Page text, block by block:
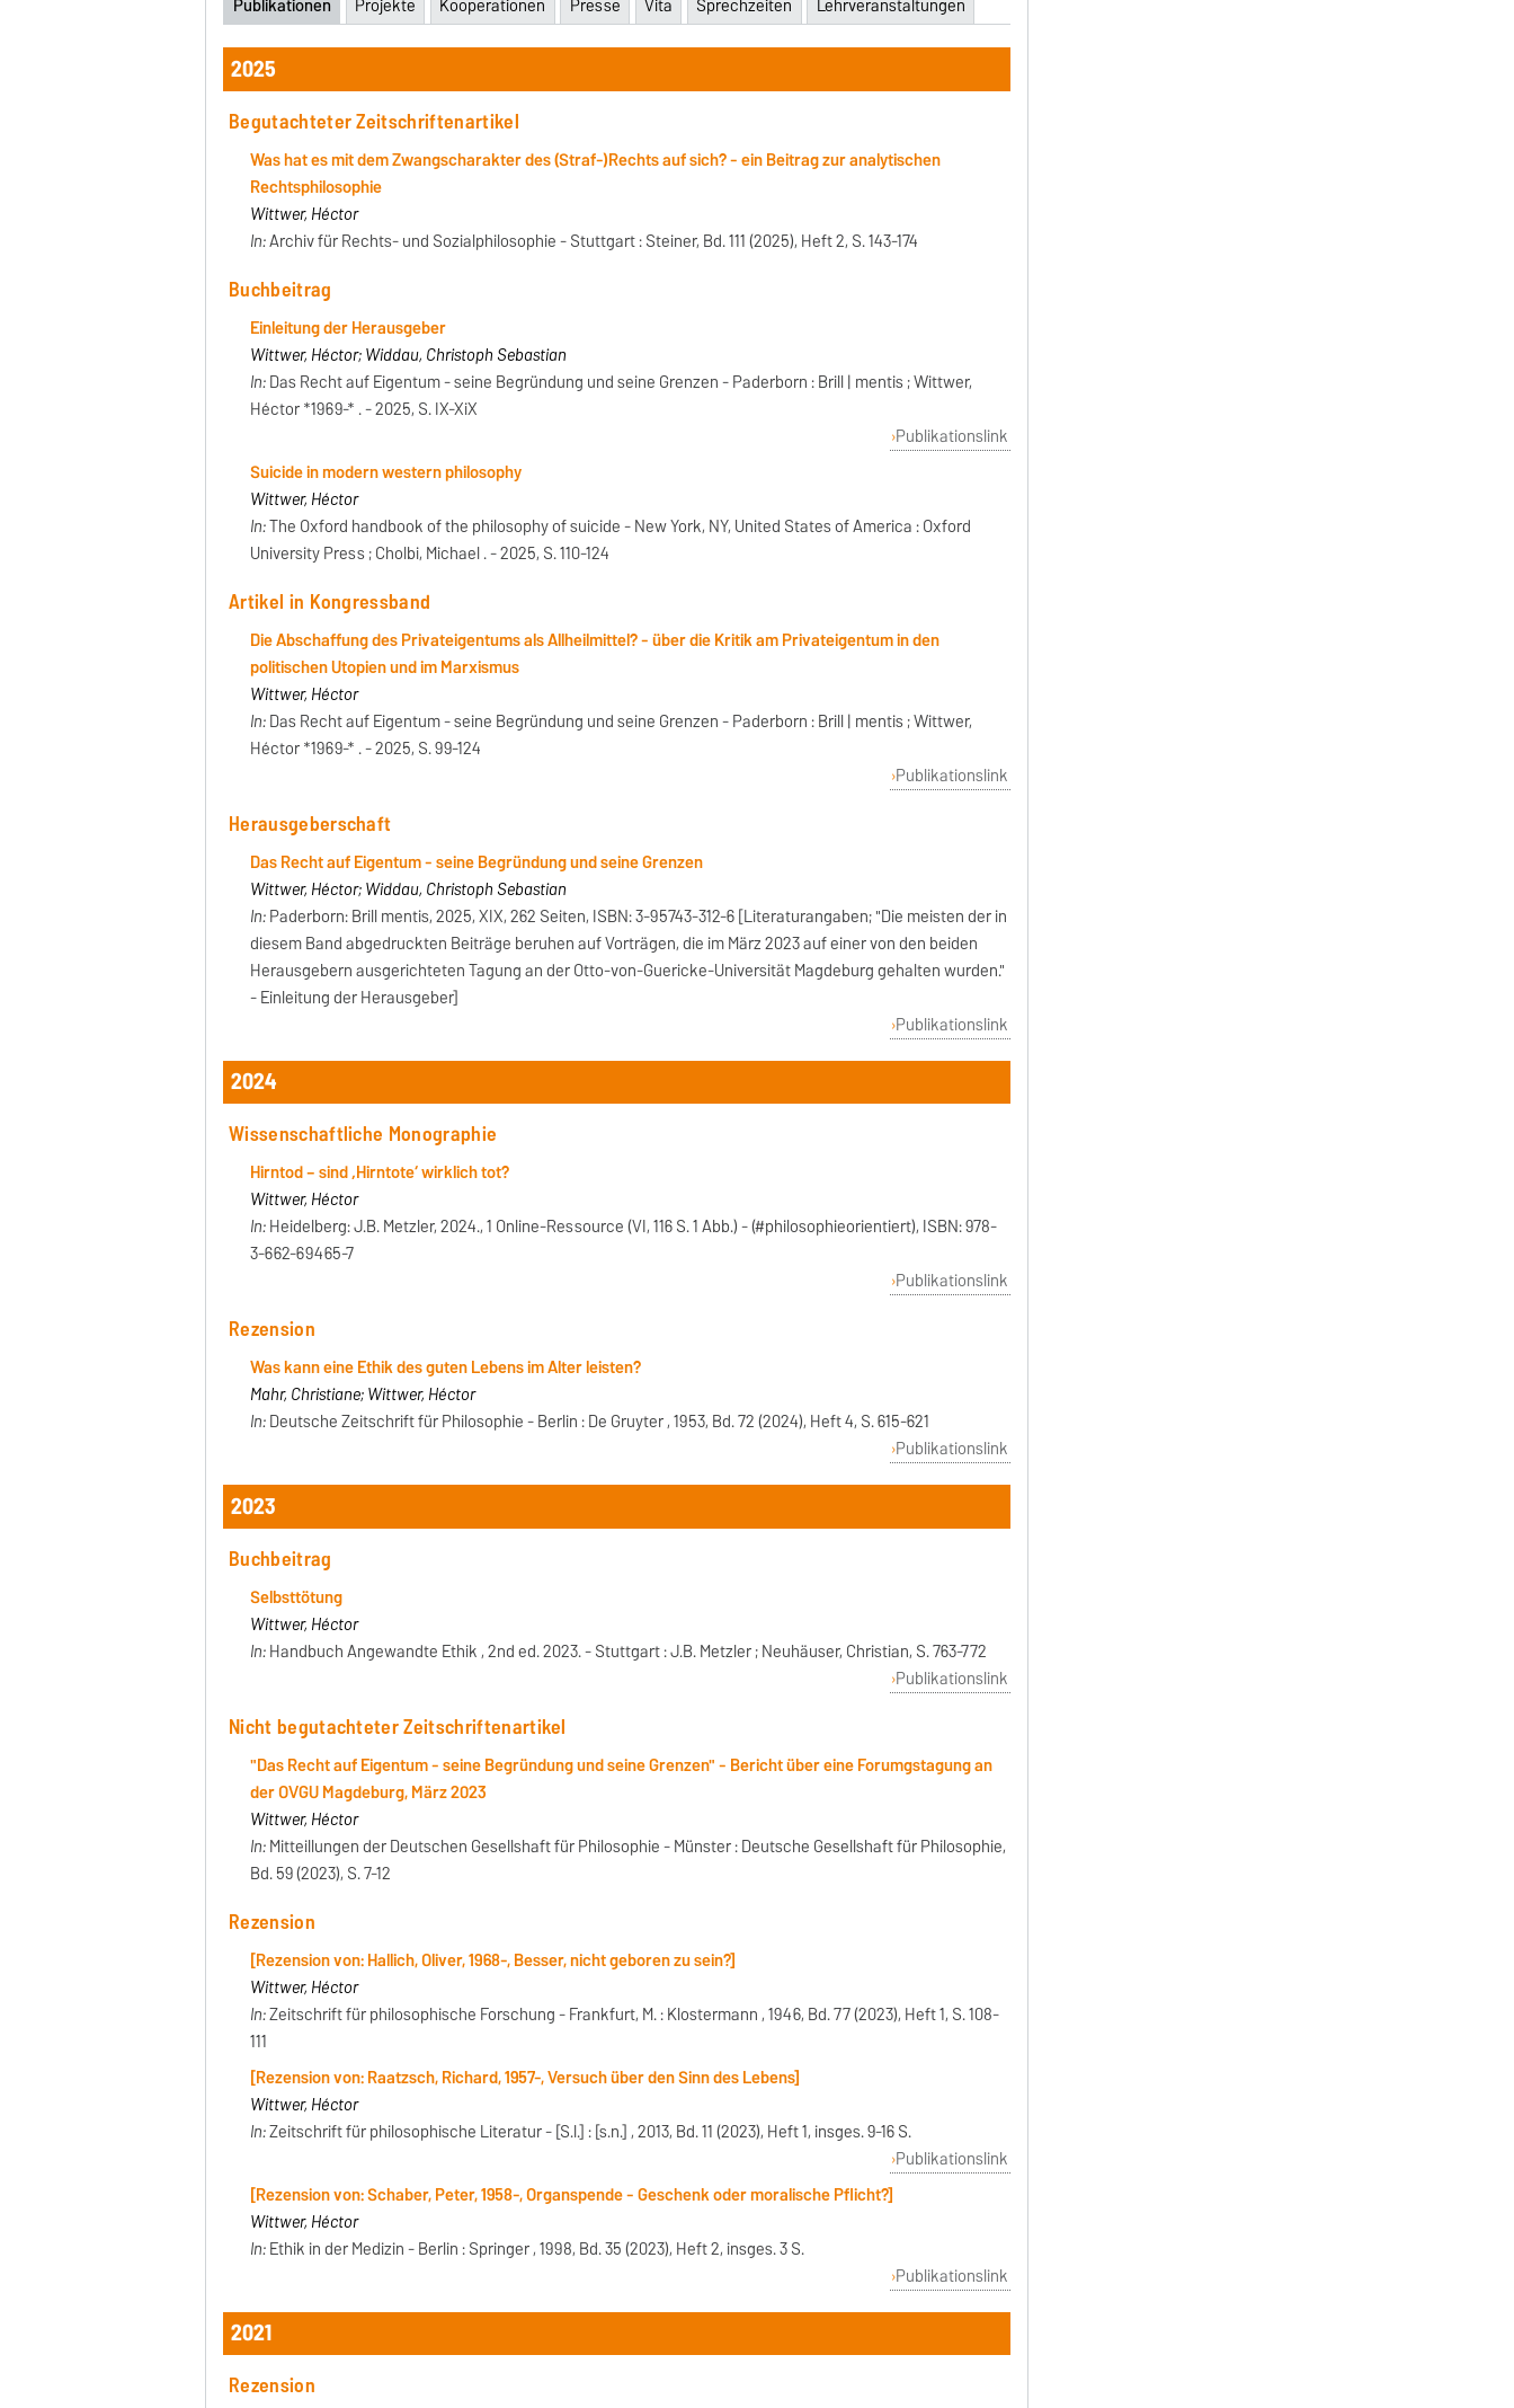
Publikationen Projekte Kooperationen Presse Vita Sprechzeiten Lehrveranstaltungen
2025
Begutachteter Zeitschriftenartikel
Was hat es mit dem Zwangscharakter des (Straf-)Rechts auf sich? - ein Beitrag zur analytischen
Rechtsphilosophie
Wittwer, Héctor
In:Archiv für Rechts- und Sozialphilosophie - Stuttgart : Steiner, Bd. 111 (2025), Heft 2, S. 143-174
Buchbeitrag
Einleitung der Herausgeber
Wittwer, Héctor; Widdau, Christoph Sebastian
In:Das Recht auf Eigentum - seine Begründung und seine Grenzen - Paderborn : Brill | mentis ; Wittwer,
Héctor *1969-* . - 2025, S. IX-XiX
Publikationslink
Suicide in modern western philosophy
Wittwer, Héctor
In:The Oxford handbook of the philosophy of suicide - New York, NY, United States of America : Oxford
University Press ; Cholbi, Michael . - 2025, S. 110-124
Artikel in Kongressband
Die Abschaffung des Privateigentums als Allheilmittel? - über die Kritik am Privateigentum in den
politischen Utopien und im Marxismus
Wittwer, Héctor
In:Das Recht auf Eigentum - seine Begründung und seine Grenzen - Paderborn : Brill | mentis ; Wittwer,
Héctor *1969-* . - 2025, S. 99-124
Publikationslink
Herausgeberschaft
Das Recht auf Eigentum - seine Begründung und seine Grenzen
Wittwer, Héctor; Widdau, Christoph Sebastian
In:Paderborn: Brill mentis, 2025, XIX, 262 Seiten, ISBN: 3-95743-312-6 [Literaturangaben; "Die meisten der in
diesem Band abgedruckten Beiträge beruhen auf Vorträgen, die im März 2023 auf einer von den beiden
Herausgebern ausgerichteten Tagung an der Otto-von-Guericke-Universität Magdeburg gehalten wurden."
- Einleitung der Herausgeber]
Publikationslink
2024
Wissenschaftliche Monographie
Hirntod – sind ‚Hirntote‘ wirklich tot?
Wittwer, Héctor
In:Heidelberg: J.B. Metzler, 2024., 1 Online-Ressource (VI, 116 S. 1 Abb.) - (#philosophieorientiert), ISBN: 978-
3-662-69465-7
Publikationslink
Rezension
Was kann eine Ethik des guten Lebens im Alter leisten?
Mahr, Christiane; Wittwer, Héctor
In:Deutsche Zeitschrift für Philosophie - Berlin : De Gruyter , 1953, Bd. 72 (2024), Heft 4, S. 615-621
Publikationslink
2023
Buchbeitrag
Selbsttötung
Wittwer, Héctor
In:Handbuch Angewandte Ethik , 2nd ed. 2023. - Stuttgart : J.B. Metzler ; Neuhäuser, Christian, S. 763-772
Publikationslink
Nicht begutachteter Zeitschriftenartikel
"Das Recht auf Eigentum - seine Begründung und seine Grenzen" - Bericht über eine Forumgstagung an
der OVGU Magdeburg, März 2023
Wittwer, Héctor
In:Mitteillungen der Deutschen Gesellshaft für Philosophie - Münster : Deutsche Gesellshaft für Philosophie,
Bd. 59 (2023), S. 7-12
Rezension
[Rezension von: Hallich, Oliver, 1968-, Besser, nicht geboren zu sein?]
Wittwer, Héctor
In:Zeitschrift für philosophische Forschung - Frankfurt, M. : Klostermann , 1946, Bd. 77 (2023), Heft 1, S. 108-
111
[Rezension von: Raatzsch, Richard, 1957-, Versuch über den Sinn des Lebens]
Wittwer, Héctor
In:Zeitschrift für philosophische Literatur - [S.l.] : [s.n.] , 2013, Bd. 11 (2023), Heft 1, insges. 9-16 S.
Publikationslink
[Rezension von: Schaber, Peter, 1958-, Organspende - Geschenk oder moralische Pflicht?]
Wittwer, Héctor
In:Ethik in der Medizin - Berlin : Springer , 1998, Bd. 35 (2023), Heft 2, insges. 3 S.
Publikationslink
2021
Rezension